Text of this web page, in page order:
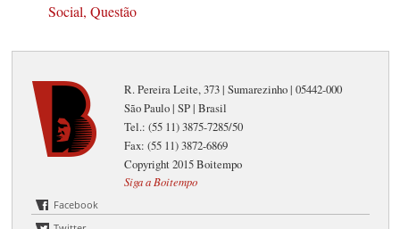
Social, Questão
R. Pereira Leite, 373 | Sumarezinho | 05442-000
São Paulo | SP | Brasil
Tel.: (55 11) 3875-7285/50
Fax: (55 11) 3872-6869
Copyright 2015 Boitempo
Siga a Boitempo
Facebook